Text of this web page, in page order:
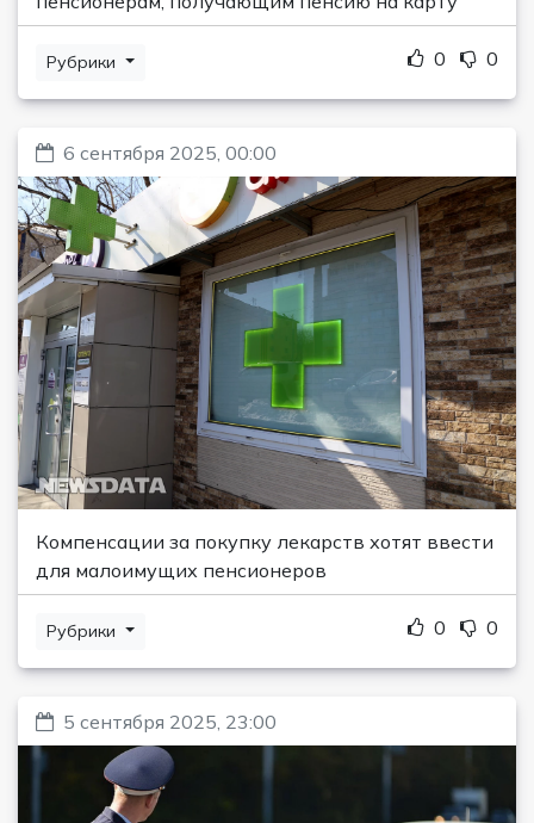
Рубрики 0 0
6 сентября 2025, 00:00
Компенсации за покупку лекарств хотят ввести
для малоимущих пенсионеров
Рубрики 0 0
5 сентября 2025, 23:00